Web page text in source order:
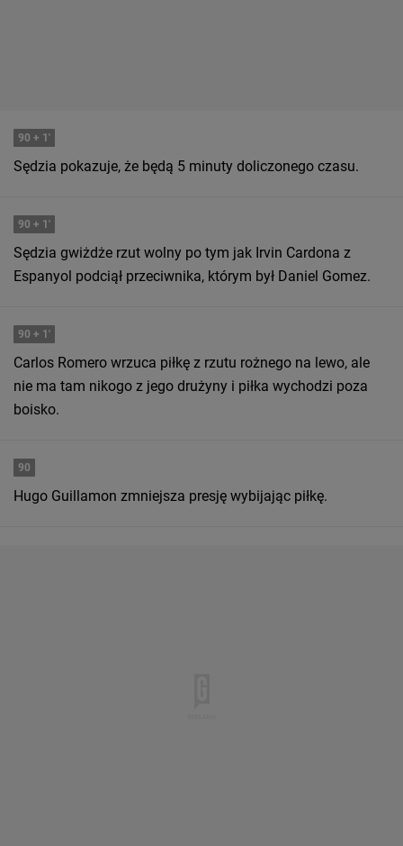
90 + 1'
Sędzia pokazuje, że będą 5 minuty doliczonego czasu.
90 + 1'
Sędzia gwiżdże rzut wolny po tym jak Irvin Cardona z
Espanyol podciął przeciwnika, którym był Daniel Gomez.
90 + 1'
Carlos Romero wrzuca piłkę z rzutu rożnego na lewo, ale
nie ma tam nikogo z jego drużyny i piłka wychodzi poza
boisko.
90
Hugo Guillamon zmniejsza presję wybijając piłkę.